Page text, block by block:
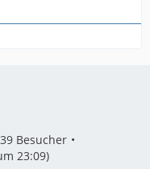
Besucher
23:09)